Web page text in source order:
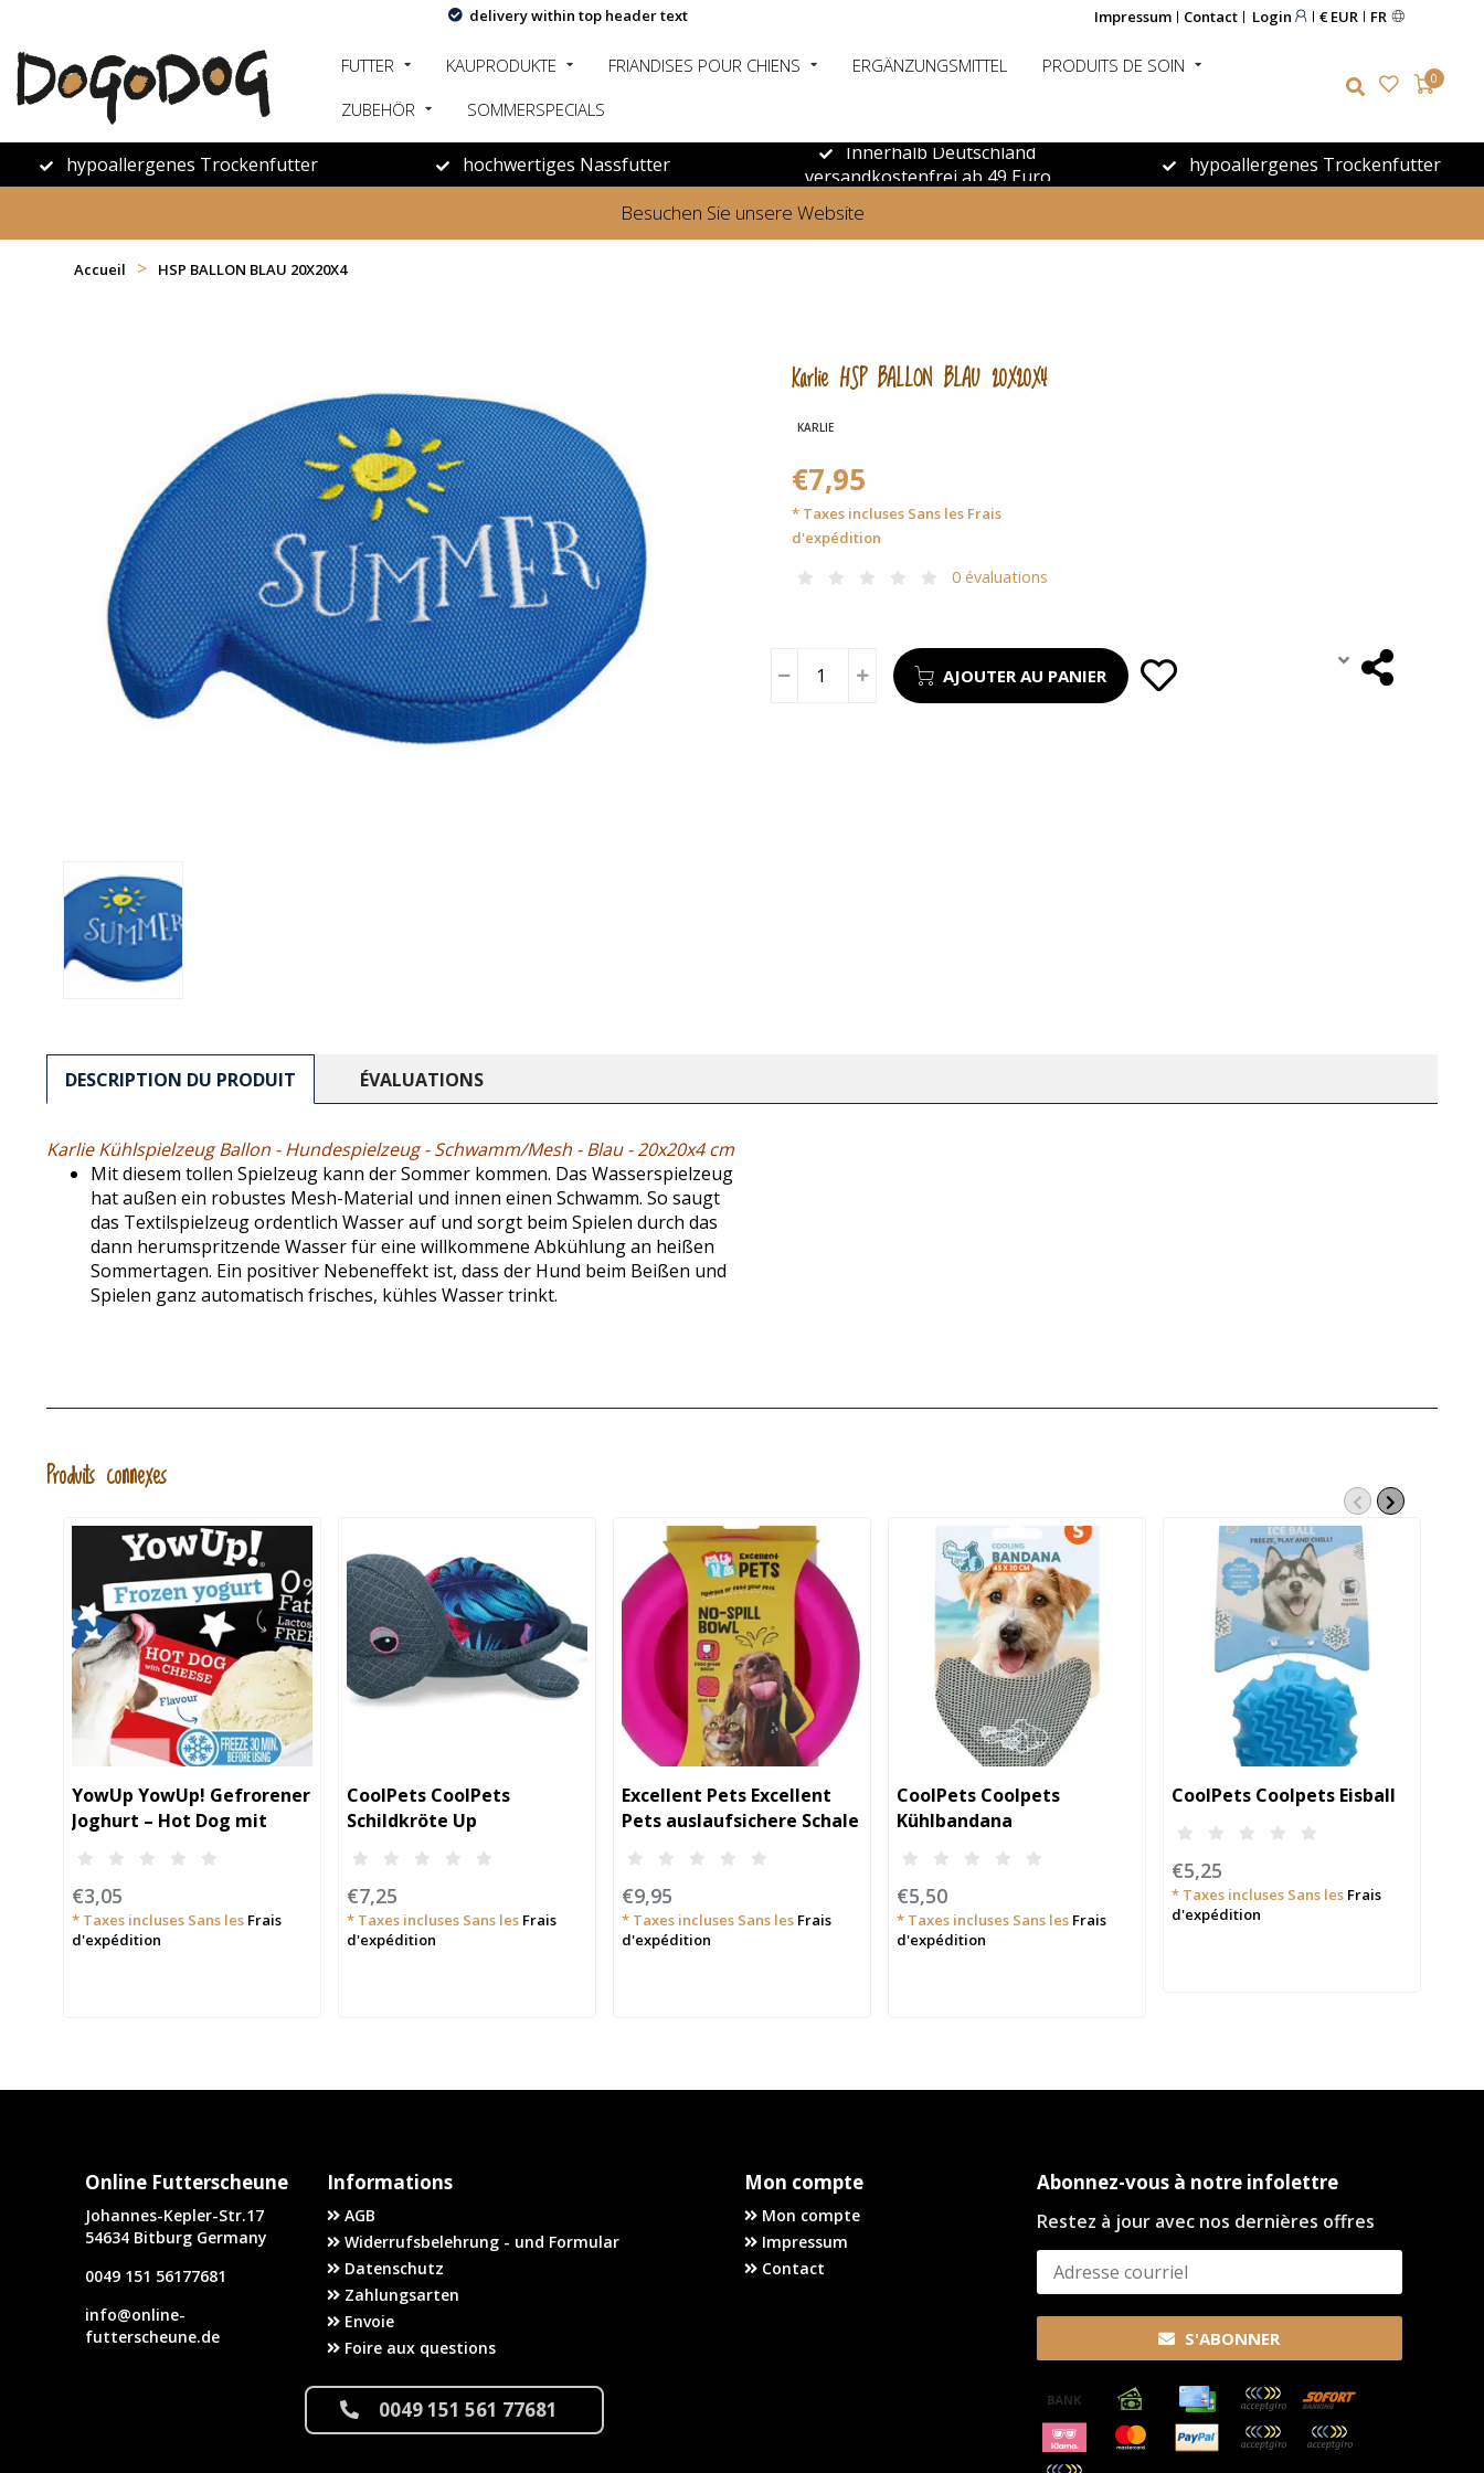
delivery within top header text Impressum Contact Login € EUR FR
FUTTER KAUPRODUKTE FRIANDISES POUR CHIENS ERGÄNZUNGSMITTEL
PRODUITS DE SOIN
ZUBEHÖR
SOMMERSPECIALS
0
hypoallergenes Trockenfutter hochwertiges Nassfutter
Innerhalb Deutschland
versandkostenfrei ab 49 Euro
hypoallergenes Trockenfutter
Besuchen Sie unsere Website
Accueil > HSP BALLON BLAU 20X20X4
Karlie HSP BALLON BLAU 20X20X4
KARLIE
€7,95
* Taxes incluses Sans les Frais
d'expédition
0 évaluations
AJOUTER AU PANIER
DESCRIPTION DU PRODUIT ÉVALUATIONS
Karlie Kühlspielzeug Ballon - Hundespielzeug - Schwamm/Mesh - Blau - 20x20x4 cm
Mit diesem tollen Spielzeug kann der Sommer kommen. Das Wasserspielzeug
hat außen ein robustes Mesh-Material und innen einen Schwamm. So saugt
das Textilspielzeug ordentlich Wasser auf und sorgt beim Spielen durch das
dann herumspritzende Wasser für eine willkommene Abkühlung an heißen
Sommertagen. Ein positiver Nebeneffekt ist, dass der Hund beim Beißen und
Spielen ganz automatisch frisches, kühles Wasser trinkt.
Produits connexes
YowUp YowUp! Gefrorener
Joghurt – Hot Dog mit
Käse für Hunde und Katzen
€3,05
* Taxes incluses Sans les Frais
d'expédition
CoolPets CoolPets
Schildkröte Up
(Blumenmuster)
€7,25
* Taxes incluses Sans les Frais
d'expédition
Excellent Pets Excellent
Pets auslaufsichere Schale
800 ml
€9,95
* Taxes incluses Sans les Frais
d'expédition
CoolPets Coolpets
Kühlbandana
€5,50
* Taxes incluses Sans les Frais
d'expédition
CoolPets Coolpets Eisball
€5,25
* Taxes incluses Sans les Frais
d'expédition
Online Futterscheune
Johannes-Kepler-Str.17
54634 Bitburg Germany
0049 151 56177681
info@online-
futterscheune.de
Informations
AGB
Widerrufsbelehrung - und Formular
Datenschutz
Zahlungsarten
Envoie
Foire aux questions
0049 151 561 77681
Mon compte
Mon compte
Impressum
Contact
Abonnez-vous à notre infolettre
Restez à jour avec nos dernières offres
S'ABONNER